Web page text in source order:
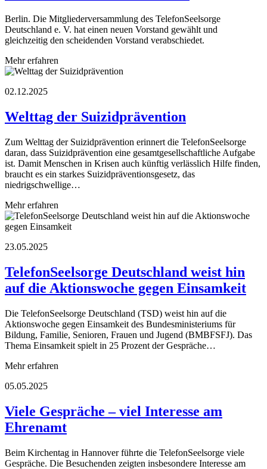
Berlin. Die Mitgliederversammlung des TelefonSeelsorge
Deutschland e. V. hat einen neuen Vorstand gewählt und
gleichzeitig den scheidenden Vorstand verabschiedet.
Mehr erfahren
02.12.2025
Welttag der Suizidprävention
Zum Welttag der Suizidprävention erinnert die TelefonSeelsorge
daran, dass Suizidprävention eine gesamtgesellschaftliche Aufgabe
ist. Damit Menschen in Krisen auch künftig verlässlich Hilfe finden,
braucht es ein starkes Suizidpräventionsgesetz, das
niedrigschwellige…
Mehr erfahren
23.05.2025
TelefonSeelsorge Deutschland weist hin
auf die Aktionswoche gegen Einsamkeit
Die TelefonSeelsorge Deutschland (TSD) weist hin auf die
Aktionswoche gegen Einsamkeit des Bundesministeriums für
Bildung, Familie, Senioren, Frauen und Jugend (BMBFSFJ). Das
Thema Einsamkeit spielt in 25 Prozent der Gespräche…
Mehr erfahren
05.05.2025
Viele Gespräche – viel Interesse am
Ehrenamt
Beim Kirchentag in Hannover führte die TelefonSeelsorge viele
Gespräche. Die Besuchenden zeigten insbesondere Interesse am